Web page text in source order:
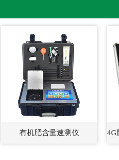
有机肥含量速测仪